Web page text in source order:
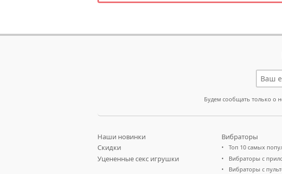
Будем сообщать только о
Наши новинки
Скидки
Уцененные секс игрушки
Вибраторы
Топ 10 самых
Вибраторы с
Вибраторы с